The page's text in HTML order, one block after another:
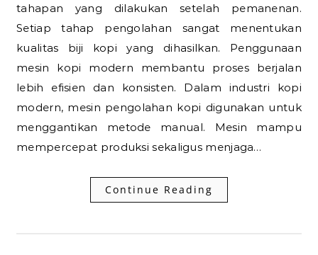
tahapan yang dilakukan setelah pemanenan.
Setiap tahap pengolahan sangat menentukan
kualitas biji kopi yang dihasilkan. Penggunaan
mesin kopi modern membantu proses berjalan
lebih efisien dan konsisten. Dalam industri kopi
modern, mesin pengolahan kopi digunakan untuk
menggantikan metode manual. Mesin mampu
mempercepat produksi sekaligus menjaga…
Continue Reading